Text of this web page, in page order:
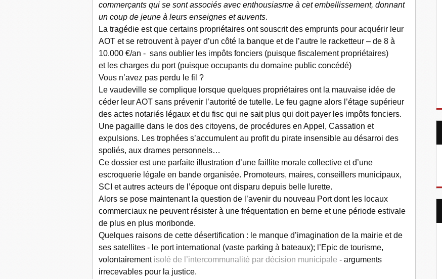
commerçants qui se sont associés avec enthousiasme à cet embellissement, donnant
un coup de jeune à leurs enseignes et auvents.
La tragédie est que certains propriétaires ont souscrit des emprunts pour acquérir leur
AOT et se retrouvent à payer d’un côté la banque et de l’autre le racketteur – de 8 à
10.000 €/an - sans oublier les impôts fonciers (puisque fiscalement propriétaires)
et les charges du port (puisque occupants du domaine public concédé)
Vous n’avez pas perdu le fil ?
Le vaudeville se complique lorsque quelques propriétaires ont la mauvaise idée de
céder leur AOT sans prévenir l’autorité de tutelle. Le feu gagne alors l’étage supérieur
des actes notariés légaux et du fisc qui ne sait plus qui doit payer les impôts fonciers.
Une pagaille dans le dos des citoyens, de procédures en Appel, Cassation et
expulsions. Les trophées s’accumulent au profit du pirate insensible au désarroi des
spoliés, aux drames personnels…
Ce dossier est une parfaite illustration d’une faillite morale collective et d’une
escroquerie légale en bande organisée. Promoteurs, maires, conseillers municipaux,
SCI et autres acteurs de l’époque ont disparu depuis belle lurette.
Alors se pose maintenant la question de l’avenir du nouveau Port dont les locaux
commerciaux ne peuvent résister à une fréquentation en berne et une période estivale
de plus en plus moribonde.
Quelques raisons de cette désertification : le manque d’imagination de la mairie et de
ses satellites - le port international (vaste parking à bateaux); l’Epic de tourisme,
volontairement isolé de l’intercommunalité par décision municipale - arguments
irrecevables pour la justice.